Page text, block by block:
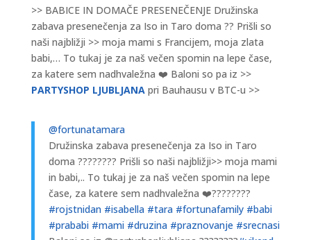
>> BABICE IN DOMAČE PRESENEČENJE Družinska
zabava presenečenja za Iso in Taro doma ?? Prišli so
naši najbližji >> moja mami s Francijem, moja zlata
babi,… To tukaj je za naš večen spomin na lepe čase,
za katere sem nadhvaležna ❤️ Baloni so pa iz >>
PARTYSHOP LJUBLJANA pri Bauhausu v BTC-u >>
@fortunatamara
Družinska zabava presenečenja za Iso in Taro
doma ???????? Prišli so naši najbližji>> moja mami
in babi,.. To tukaj je za naš večen spomin na lepe
čase, za katere sem nadhvaležna ❤️????????
#rojstnidan #isabella #tara #fortunafamily #babi
#prababi #mami #druzina #praznovanje #srecnasi